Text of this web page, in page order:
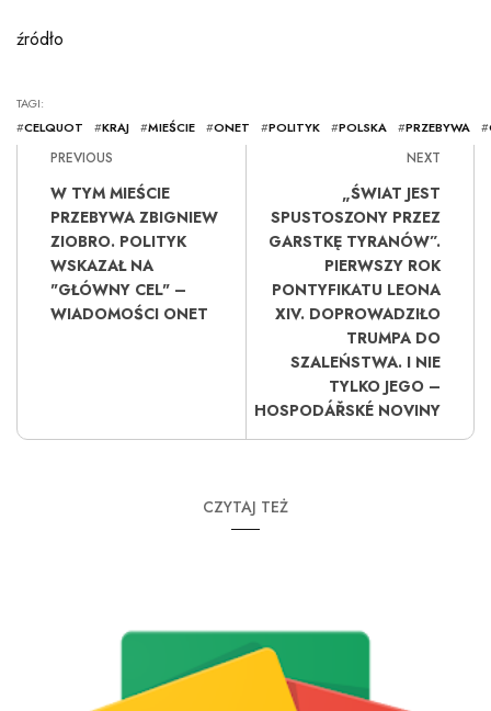
źródło
TAGI:
#CELQUOT #KRAJ #MIEŚCIE #ONET #POLITYK #POLSKA #PRZEBYWA #
PREVIOUS
W TYM MIEŚCIE
PRZEBYWA ZBIGNIEW
ZIOBRO. POLITYK
WSKAZAŁ NA
"GŁÓWNY CEL" –
WIADOMOŚCI ONET
NEXT
„ŚWIAT JEST
SPUSTOSZONY PRZEZ
GARSTKĘ TYRANÓW”.
PIERWSZY ROK
PONTYFIKATU LEONA
XIV. DOPROWADZIŁO
TRUMPA DO
SZALEŃSTWA. I NIE
TYLKO JEGO –
HOSPODÁŘSKÉ NOVINY
CZYTAJ TEŻ